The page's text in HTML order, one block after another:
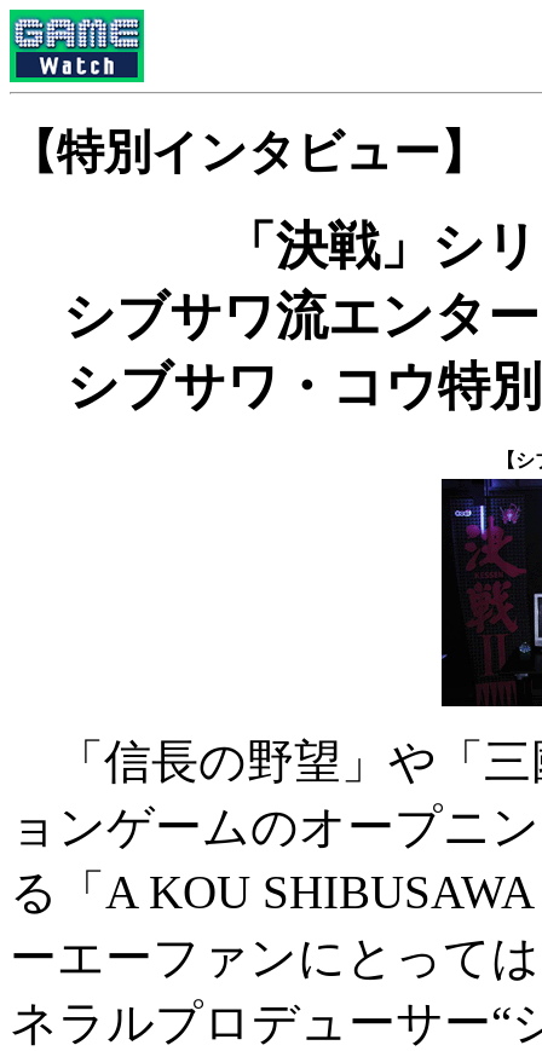
【特別インタビュー】
「決戦」シ
シブサワ流エンタ
シブサワ・コウ特
【
「信長の野望」や「
ョンゲームのオープニ
る「A KOU
ーエーファンにとって
ネラルプロデューサー“